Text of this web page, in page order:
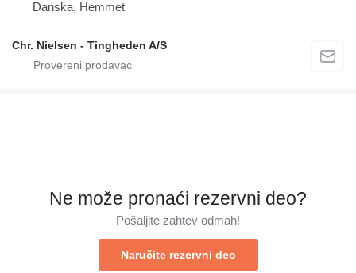
Danska, Hemmet
Chr. Nielsen - Tingheden A/S
Ne može pronaći rezervni dеo?
Pošaljite zahtev odmah!
Naručite rezervni dеo